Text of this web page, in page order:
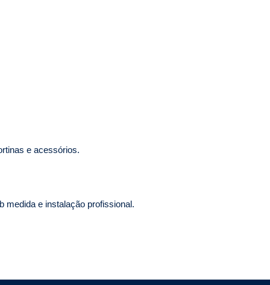
e acessórios.
medida e instalação profissional.